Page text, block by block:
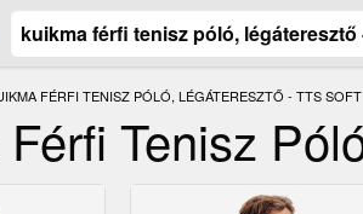
FÉRFI TENISZ PÓLÓ, LÉGÁTERESZTŐ - TTS SOFT
Tenisz